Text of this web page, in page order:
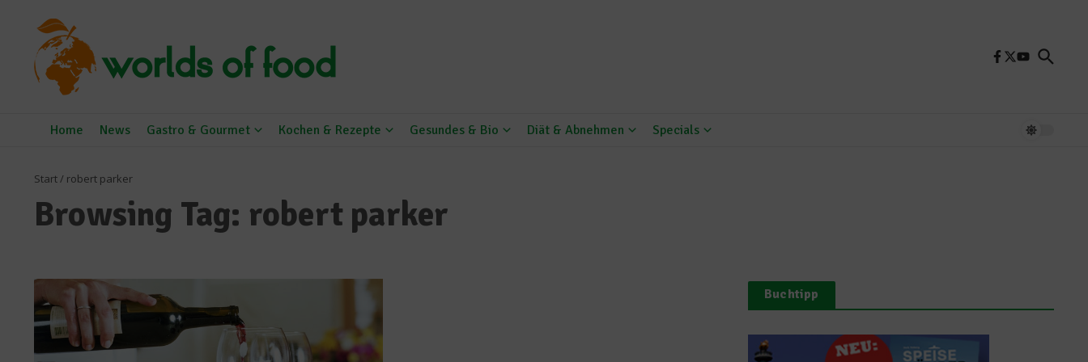
Home News Gastro & Gourmet Kochen & Rezepte Gesundes & Bio Diät & Abnehmen Specials
Start/ robert parker
Browsing Tag: robert parker
Buchtipp